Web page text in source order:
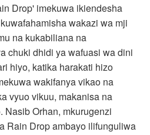
Drop' imekuwa ikiendesha
wakazi wa mji
na kukabiliana na
chuki dhidi ya wafuasi wa dini
hiyo, katika harakati hizo
wakifanya vikao na
vyuo vikuu, makanisa na
Nasib Orhan, mkurugenzi
Rain Drop ambayo ilifunguliwa